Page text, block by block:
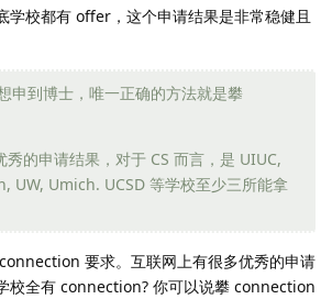
学校都有 offer，这个申请结果是非常稳健且
申到博士，唯一正确的方法就是攀
秀的申请结果，对于 CS 而言，是 UIUC,
UW, Umich. UCSD 等学校至少三所能拿
要求。互联网上有很多优秀的申请
校全有 connection? 你可以说攀 connection